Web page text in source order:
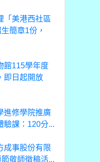
「美港西社區
簡章1份，
館115學年度
即日起開放
進修學院推廣
驗課：120分...
成事股份有限
敬師徵稿活...